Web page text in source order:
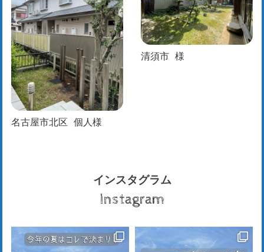
名古屋市北区 個人様
清須市 様
インスタグラム
Instagram